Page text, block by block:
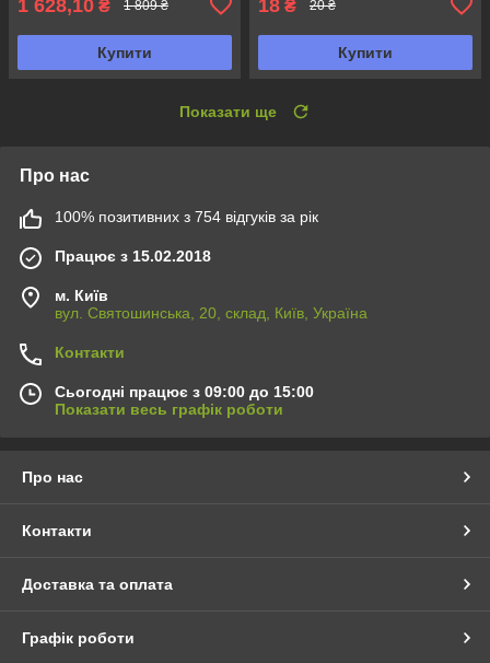
1 628,10 ₴ 1 809 ₴
Купити
18 ₴ 20 ₴
Купити
Показати ще
Про нас
100% позитивних з 754 відгуків за рік
Працює з 15.02.2018
м. Київ
вул. Святошинська, 20, склад, Київ, Україна
Контакти
Сьогодні працює з 09:00 до 15:00
Показати весь графік роботи
Про нас
Контакти
Доставка та оплата
Графік роботи